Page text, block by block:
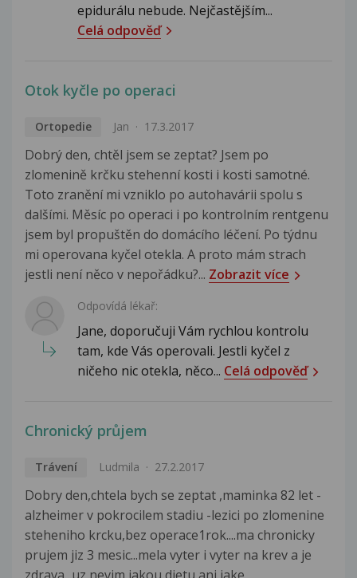
epidurálu nebude. Nejčastějším...
Celá odpověď
Otok kyčle po operaci
Ortopedie Jan 17.3.2017
Dobrý den, chtěl jsem se zeptat? Jsem po
zlomenině krčku stehenní kosti i kosti samotné.
Toto zranění mi vzniklo po autohavárii spolu s
dalšími. Měsíc po operaci i po kontrolním rentgenu
jsem byl propuštěn do domácího léčení. Po týdnu
mi operovana kyčel otekla. A proto mám strach
jestli není něco v nepořádku?... Zobrazit více
Odpovídá lékař:
Jane, doporučuji Vám rychlou kontrolu
tam, kde Vás operovali. Jestli kyčel z
ničeho nic otekla, něco... Celá odpověď
Chronický průjem
Trávení Ludmila 27.2.2017
Dobry den,chtela bych se zeptat ,maminka 82 let -
alzheimer v pokrocilem stadiu -lezici po zlomenine
steheniho krcku,bez operace1rok....ma chronicky
prujem jiz 3 mesic...mela vyter i vyter na krev a je